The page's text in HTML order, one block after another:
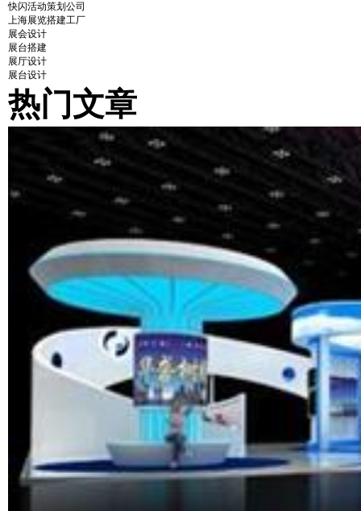
快闪活动策划公司
上海展览搭建工厂
展会设计
展台搭建
展厅设计
展台设计
热门文章